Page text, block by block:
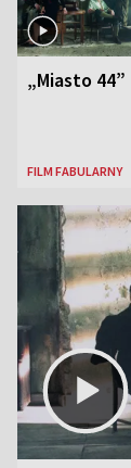
„Miasto
FILM FABULARNY